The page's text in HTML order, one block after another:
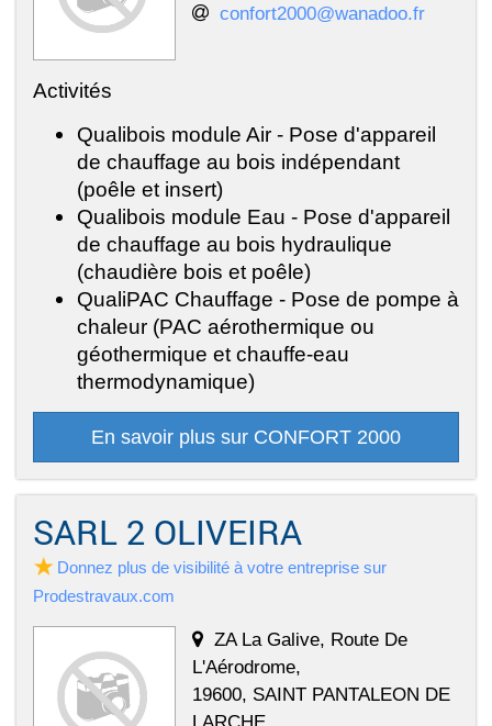
confort2000@wanadoo.fr
Activités
Qualibois module Air - Pose d'appareil
de chauffage au bois indépendant
(poêle et insert)
Qualibois module Eau - Pose d'appareil
de chauffage au bois hydraulique
(chaudière bois et poêle)
QualiPAC Chauffage - Pose de pompe à
chaleur (PAC aérothermique ou
géothermique et chauffe-eau
thermodynamique)
En savoir plus sur CONFORT 2000
SARL 2 OLIVEIRA
Donnez plus de visibilité à votre entreprise sur
Prodestravaux.com
ZA La Galive, Route De
L'Aérodrome,
19600, SAINT PANTALEON DE